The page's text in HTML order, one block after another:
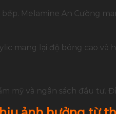
Melamine An Cường
mang lại độ bóng cao
mỹ và ngân sách đầu tư.